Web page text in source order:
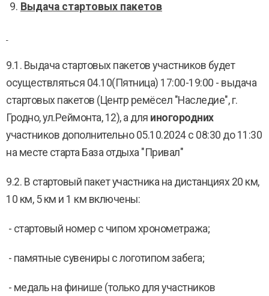
Выдача стартовых пакетов
9.1. Выдача стартовых пакетов участников будет
осуществляться 04.10(Пятница) 17:00-19:00 - выдача
стартовых пакетов (Центр ремёсел "Наследие", г.
Гродно, ул.Реймонта, 12), а для иногородних
участников дополнительно 05.10.2024 с 08:30 до 11:30
на месте старта База отдыха "Привал"
9.2. В стартовый пакет участника на дистанциях 20 км,
10 км, 5 км и 1 км включены:
- стартовый номер с чипом хронометража;
- памятные сувениры с логотипом забега;
- медаль на финише (только для участников